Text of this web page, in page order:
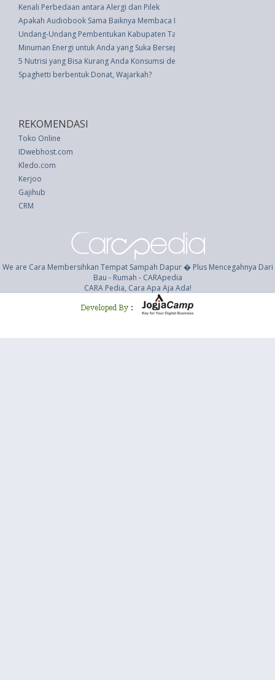
Kenali Perbedaan antara Alergi dan Pilek
Apakah Audiobook Sama Baiknya Membaca Buku?
Undang-Undang Pembentukan Kabupaten Tambrauw Di Provinsi Papua
Minuman Energi untuk Anda yang Suka Bersepeda: Penjelasan Hidrasi
5 Nutrisi yang Bisa Kurang Anda Konsumsi dengan Diet Vegan
Spaghetti berbentuk Donat, Wajarkah?
REKOMENDASI
Toko Online
IDwebhost.com
Kledo.com
Kerjoo
Gajihub
CRM
We are Cara Membersihkan Tempat Sampah Dapur � Plus Mencegahnya Dari
Bau - Rumah - CARApedia
CARA Pedia, Cara Apa Aja Ada!